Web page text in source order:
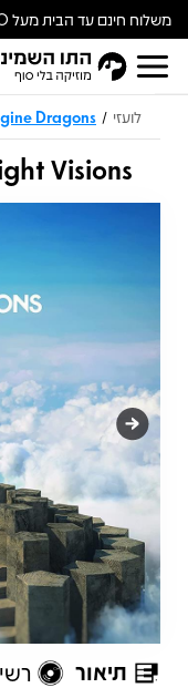
ש״ח
לועזי /
Dragons
Visions
תיאור